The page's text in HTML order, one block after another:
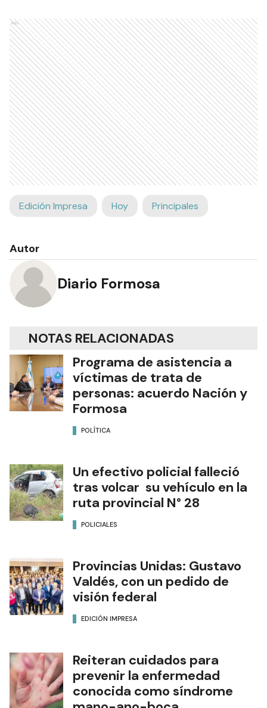
Ads
Edición Impresa Hoy Principales
Autor
Diario Formosa
NOTAS RELACIONADAS
Programa de asistencia a
víctimas de trata de
personas: acuerdo Nación y
Formosa
POLÍTICA
Un efectivo policial falleció
tras volcar su vehículo en la
ruta provincial N° 28
POLICIALES
Provincias Unidas: Gustavo
Valdés, con un pedido de
visión federal
EDICIÓN IMPRESA
Reiteran cuidados para
prevenir la enfermedad
conocida como síndrome